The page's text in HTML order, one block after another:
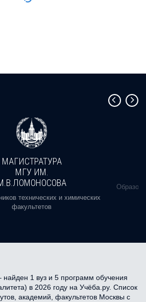
МАГИСТРАТУРА
МГУ ИМ.
технических и химических
факультетов
1 вуз и 5 программ обучения
в 2026 году на Учёба.ру. Список
академий, факультетов Москвы с